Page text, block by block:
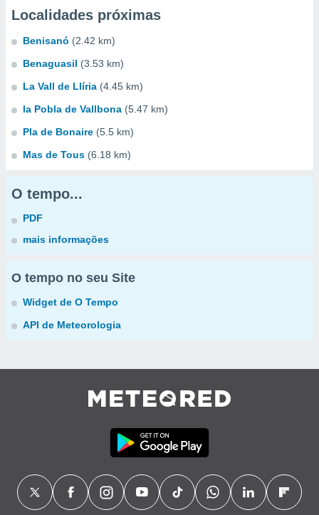
Localidades próximas
Benisanó (2.42 km)
Benaguasil (3.53 km)
La Vall de Llíria (4.45 km)
la Pobla de Vallbona (5.47 km)
Pla de Bonaire (5.5 km)
Mas de Tous (6.18 km)
O tempo...
PDF
mais informações
O tempo no seu Site
Widget de O Tempo
API de Meteorologia